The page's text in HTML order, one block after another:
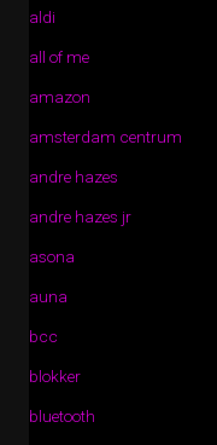
aldi
all of me
amazon
amsterdam centrum
andre hazes
andre hazes jr
asona
auna
bcc
blokker
bluetooth